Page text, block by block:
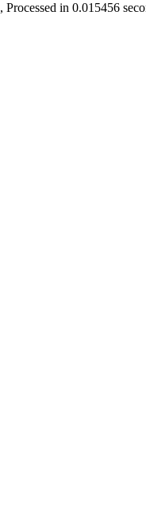
, Processed in 0.015456